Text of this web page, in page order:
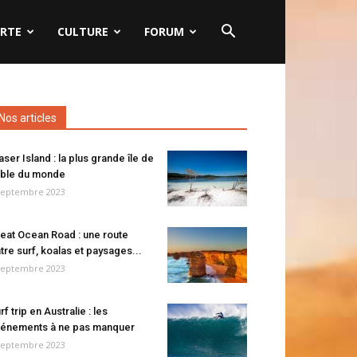
CULTURE FORUM
articles
Island : la plus grande île de
du monde
2023
Ocean Road : une route
surf, koalas et paysages...
2023
trip en Australie : les
à ne pas manquer
2023